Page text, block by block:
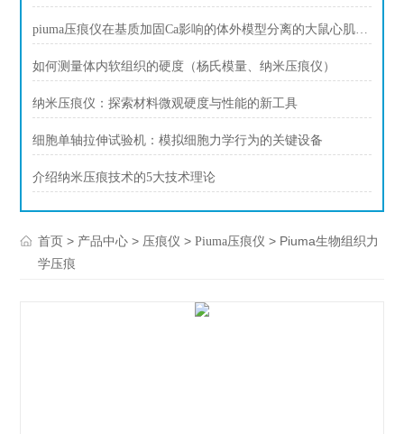
piuma压痕仪在基质加固Ca影响的体外模型分离的大鼠心肌细胞肌脂肪
如何测量体内软组织的硬度（杨氏模量、纳米压痕仪）
纳米压痕仪：探索材料微观硬度与性能的新工具
细胞单轴拉伸试验机：模拟细胞力学行为的关键设备
介绍纳米压痕技术的5大技术理论
首页 > 产品中心 > 压痕仪 >Piuma压痕仪 > Piuma生物组织力
学压痕